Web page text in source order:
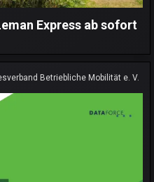
Express ab sofort
Betriebliche Mobilität e. V.